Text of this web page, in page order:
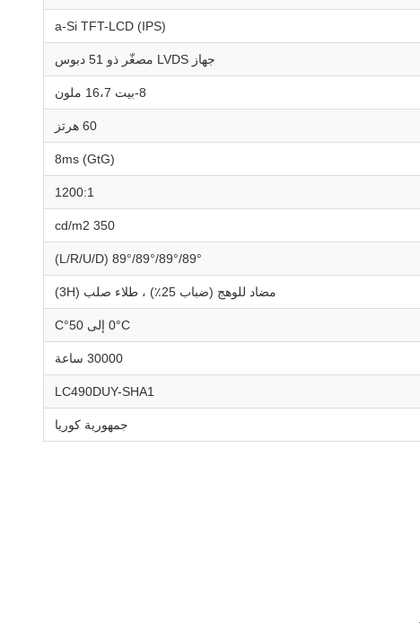
a-Si TFT-LCD (IPS)
جهاز LVDS مصغّر ذو 51 دبوس
8-بيت 16،7 ملون
60 هرتز
8ms (GtG)
1200:1
350 cd/m2
89°/89°/89°/89° (L/R/U/D)
مضاد للوهج (ضباب 25٪) ، طلاء صلب (3H)
0°C إلى 50°C
30000 ساعة
LC490DUY-SHA1
جمهورية كوريا